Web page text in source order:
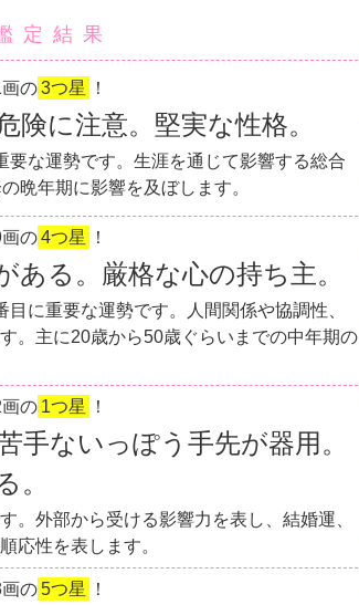
定結果
の3つ星 ！
険に注意。堅実な性格。
要な運勢です。生涯を通じて影響する総合
晩年期に影響を及ぼします。
の4つ星 ！
ある。厳格な心の持ち主。
に重要な運勢です。人間関係や協調性、
。主に20歳から50歳ぐらいまでの中年期の
の 1つ星 ！
手ないっぽう手先が器用。
。
。外部から受ける影響力を表し、結婚運、
応性を表します。
の5つ星 ！